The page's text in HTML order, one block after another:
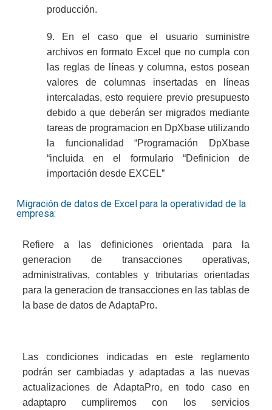
producción.
9. En el caso que el usuario suministre
archivos en formato Excel que no cumpla con
las reglas de líneas y columna, estos posean
valores de columnas insertadas en líneas
intercaladas, esto requiere previo presupuesto
debido a que deberán ser migrados mediante
tareas de programacion en DpXbase utilizando
la funcionalidad “Programación DpXbase
“incluida en el formulario “Definicion de
importación desde EXCEL”
Migración de datos de Excel para la operatividad de la
empresa:
Refiere a las definiciones orientada para la
generacion de transacciones operativas,
administrativas, contables y tributarias orientadas
para la generacion de transacciones en las tablas de
la base de datos de AdaptaPro.
Las condiciones indicadas en este reglamento
podrán ser cambiadas y adaptadas a las nuevas
actualizaciones de AdaptaPro, en todo caso en
adaptapro cumpliremos con los servicios